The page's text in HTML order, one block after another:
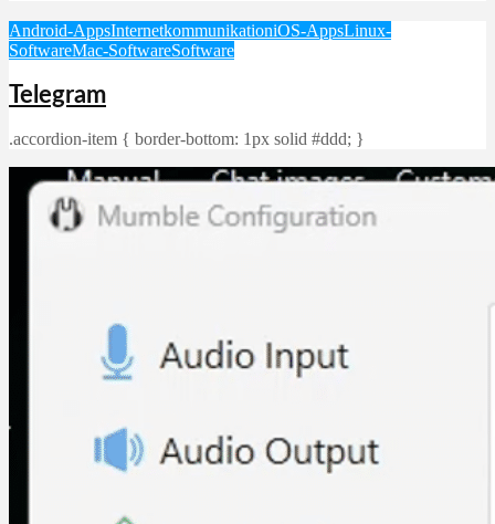
Android-AppsInternetkommunikationiOS-AppsLinux-
SoftwareMac-SoftwareSoftware
Telegram
.accordion-item { border-bottom: 1px solid #ddd; }